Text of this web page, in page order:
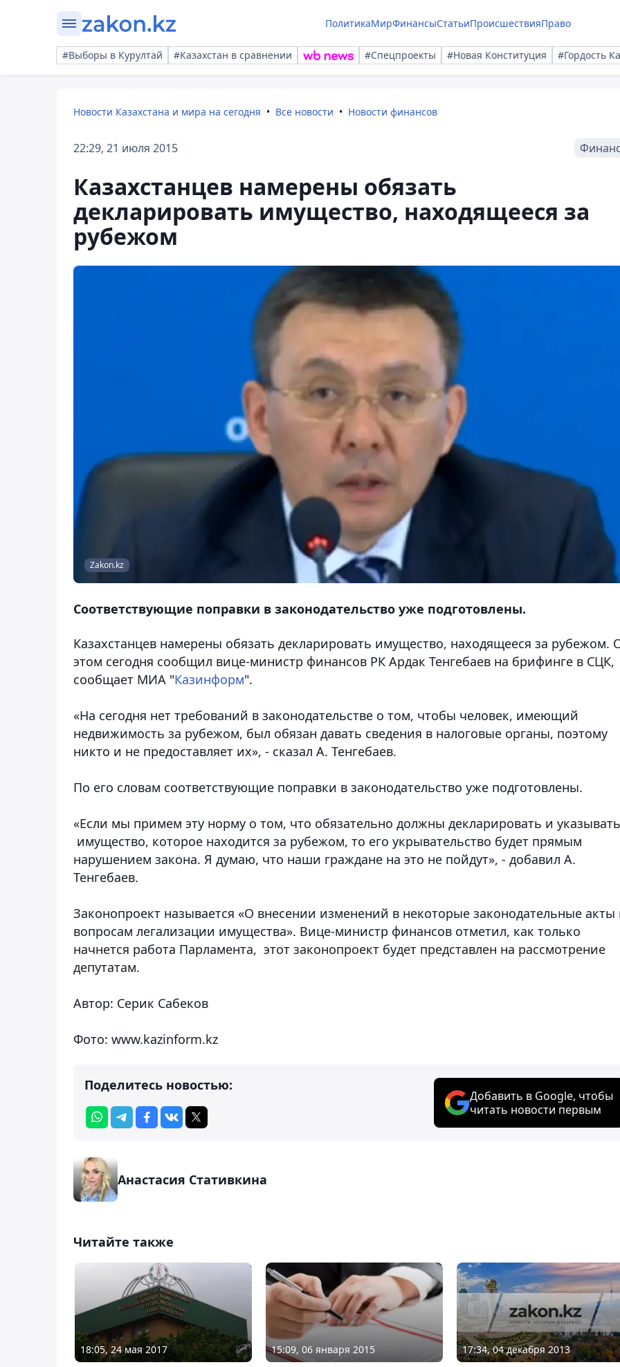
ПолитикаМирФинансыСтатьиПроисшествияПраво
#Выборы в Курултай #Казахстан в сравнении #Спецпроекты #Новая Конституция #Гордость
Новости Казахстана и мира на сегодня Все новости Новости финансов
22:29, 21 июля 2015
Казахстанцев намерены обязать
декларировать имущество, находящееся за
рубежом
Zakon.kz
Соответствующие поправки в законодательство уже подготовлены.
Казахстанцев намерены обязать декларировать имущество, находящееся за рубежом.
этом сегодня сообщил вице-министр финансов РК Ардак Тенгебаев на брифинге в СЦК,
сообщает МИА "Казинформ".
«На сегодня нет требований в законодательстве о том, чтобы человек, имеющий
недвижимость за рубежом, был обязан давать сведения в налоговые органы, поэтому
никто и не предоставляет их», - сказал А. Тенгебаев.
По его словам соответствующие поправки в законодательство уже подготовлены.
«Если мы примем эту норму о том, что обязательно должны декларировать и указывать
имущество, которое находится за рубежом, то его укрывательство будет прямым
нарушением закона. Я думаю, что наши граждане на это не пойдут», - добавил А.
Тенгебаев.
Законопроект называется «О внесении изменений в некоторые законодательные акты
вопросам легализации имущества». Вице-министр финансов отметил, как только
начнется работа Парламента, этот законопроект будет представлен на рассмотрение
депутатам.
Автор: Серик Сабеков
Фото: www.kazinform.kz
Поделитесь новостью:
Добавить в Google, чтобы
читать новости первым
Анастасия Стативкина
Читайте также
18:05, 24 мая 2017 15:09, 06 января 2015 17:34, 04 декабря 2013